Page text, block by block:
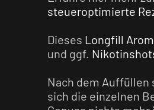
steueroptimierte
Dieses Longfill
und ggf.
Nach dem
sich die einzelnen